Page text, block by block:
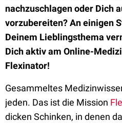
nachzuschlagen oder Dich
vorzubereiten? An einigen
Deinem Lieblingsthema
Dich aktiv am Online-
Flexinator!
Gesammeltes
jeden. Das ist die Mission
dicken Schinken, in denen